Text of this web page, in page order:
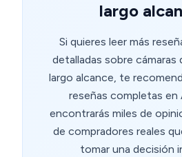
largo
Si quieres leer más
detalladas sobre cámaras
largo alcance, te
reseñas completas en
encontrarás miles de
de compradores reales
tomar una decisión